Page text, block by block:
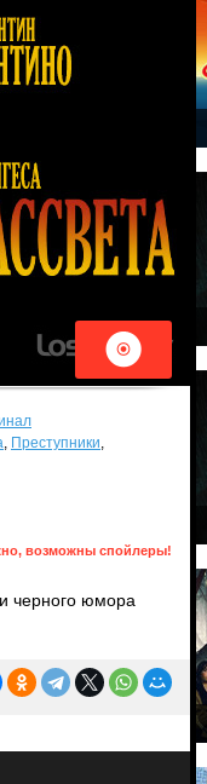
, Преступники,
возможны спойлеры!
черного юмора
крови и
Если в 90-х